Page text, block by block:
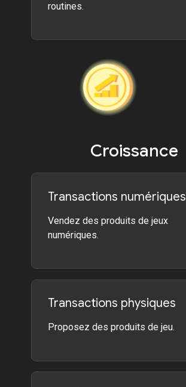
routines.
Croissance
Transactions numériques
Vendez des produits de jeux
numériques.
Transactions physiques
Proposez des produits de jeu.